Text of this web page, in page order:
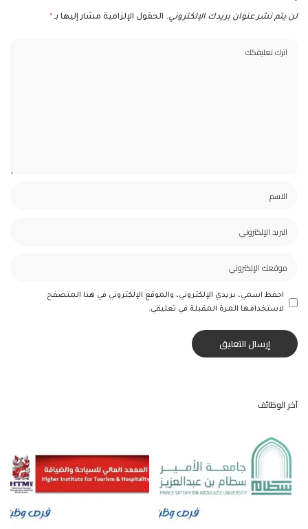
لن يتم نشر عنوان بريدك الإلكتروني. الحقول الإلزامية مشار إليها بـ *
احفظ اسمي، بريدي الإلكتروني، والموقع الإلكتروني في هذا المتصفح
لاستخدامها المرة المقبلة في تعليقي.
آخر الوظائف